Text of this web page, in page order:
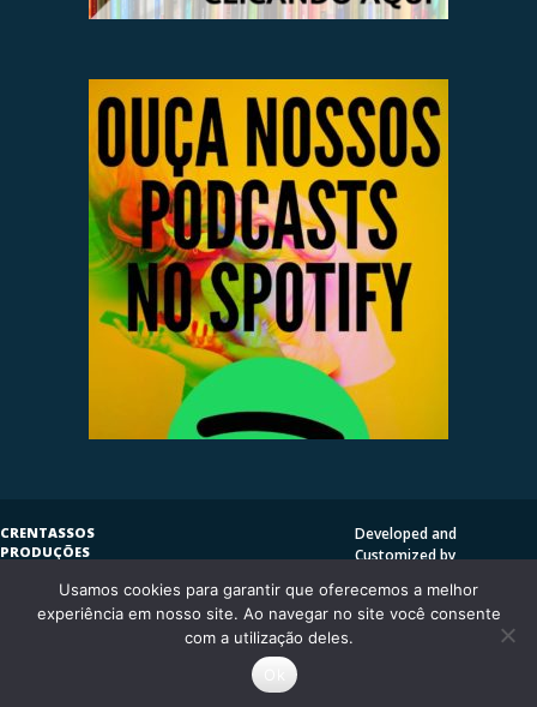
CRENTASSOS
PRODUÇÕES
COPYLEFT©2009
CRENTASSOS
CURITIBA/PR - BRASIL
Developed and
Customized by
DESIGN
UsingVantage Theme
Usamos cookies para garantir que oferecemos a melhor
experiência em nosso site. Ao navegar no site você consente
com a utilização deles.